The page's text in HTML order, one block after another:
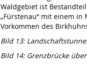
Waldgebiet ist
„Fürstenau“ mit einem
Vorkommen des
Bild 13:
Bild 14: Grenzbrücke